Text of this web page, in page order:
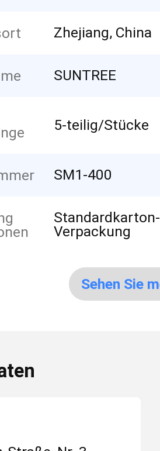
Zhejiang, China
SUNTREE
5-teilig/Stücke
SM1-400
Standardkarton-
Verpackung
Sehen Sie